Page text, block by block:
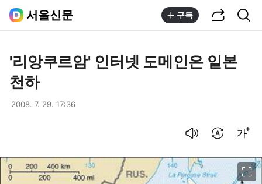
서울신문 구독
'리앙쿠르암' 인터넷 도메인은 일본
천하
2008. 7. 29. 17:36